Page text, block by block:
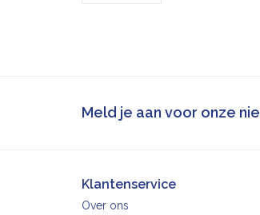
Meld je aan voor onze
Klantenservice
Over ons